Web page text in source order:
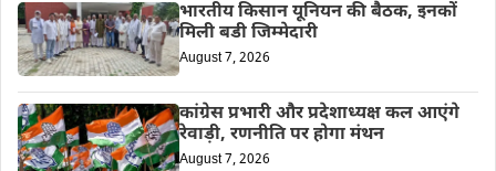
भारतीय किसान यूनियन की बैठक, इनकों
मिली बडी जिम्मेदारी
August 7, 2026
कांग्रेस प्रभारी और प्रदेशाध्यक्ष कल आएंगे
रेवाड़ी, रणनीति पर होगा मंथन
August 7, 2026